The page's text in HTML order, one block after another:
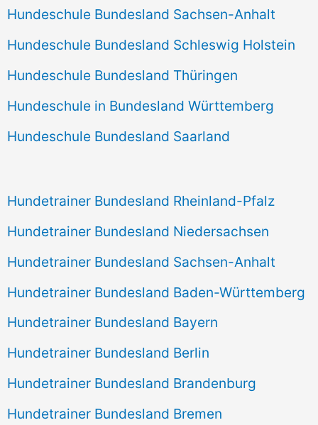
Hundeschule Bundesland Sachsen-Anhalt
Hundeschule Bundesland Schleswig Holstein
Hundeschule Bundesland Thüringen
Hundeschule in Bundesland Württemberg
Hundeschule Bundesland Saarland
Hundetrainer Bundesland Rheinland-Pfalz
Hundetrainer Bundesland Niedersachsen
Hundetrainer Bundesland Sachsen-Anhalt
Hundetrainer Bundesland Baden-Württemberg
Hundetrainer Bundesland Bayern
Hundetrainer Bundesland Berlin
Hundetrainer Bundesland Brandenburg
Hundetrainer Bundesland Bremen